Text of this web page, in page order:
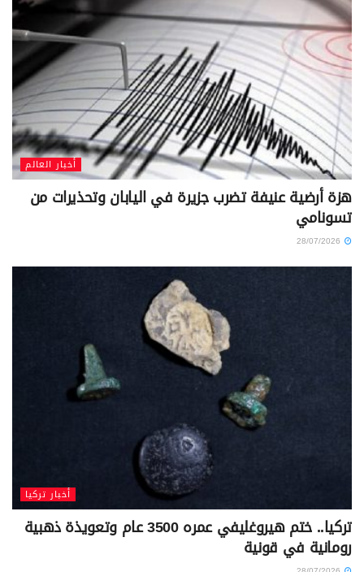
أخبار العالم
هزة أرضية عنيفة تضرب جزيرة في اليابان وتحذيرات من
تسونامي
أخبار تركيا
تركيا.. ختم هيروغليفي عمره 3500 عام وتعويذة ذهبية
رومانية في قونية